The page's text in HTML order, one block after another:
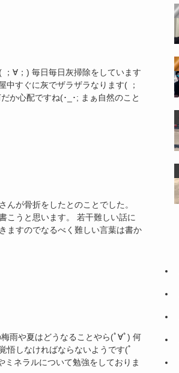
∀；) 毎日毎日灰掃除をしています
すぐに灰でザラザラなります( ；
か心配ですね(･_･; まぁ自然のこと
が骨折をしたとのことでした。
こうと思います。 若干難しい話に
ますのでなるべく難しい言葉は書か
雨や夏はどうなることやら(ﾟ∀ﾟ) 何
悟しなければならないようです(ﾟ
ネラルについて勉強をしておりま